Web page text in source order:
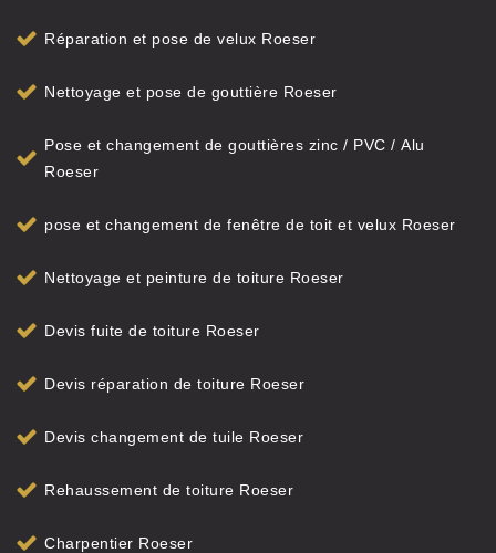
Réparation et pose de velux Roeser
Nettoyage et pose de gouttière Roeser
Pose et changement de gouttières zinc / PVC / Alu
Roeser
pose et changement de fenêtre de toit et velux Roeser
Nettoyage et peinture de toiture Roeser
Devis fuite de toiture Roeser
Devis réparation de toiture Roeser
Devis changement de tuile Roeser
Rehaussement de toiture Roeser
Charpentier Roeser